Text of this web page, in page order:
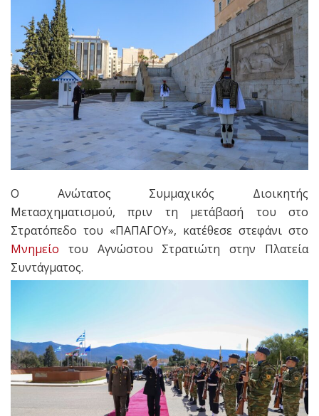
Ο Ανώτατος Συμμαχικός Διοικητής
Μετασχηματισμού, πριν τη μετάβασή του στο
Στρατόπεδο του «ΠΑΠΑΓΟΥ», κατέθεσε στεφάνι στο
Μνημείο του Αγνώστου Στρατιώτη στην Πλατεία
Συντάγματος.